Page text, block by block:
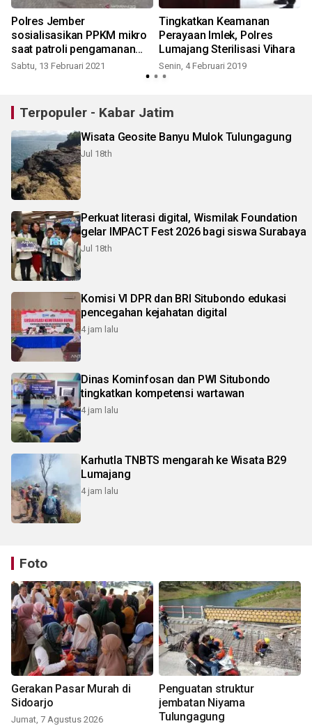
Polres Jember
sosialisasikan PPKM mikro
saat patroli pengamanan
Imlek
Sabtu, 13 Februari 2021
Tingkatkan Keamanan
Perayaan Imlek, Polres
Lumajang Sterilisasi Vihara
Senin, 4 Februari 2019
Terpopuler - Kabar Jatim
Wisata Geosite Banyu Mulok Tulungagung
Jul 18th
Perkuat literasi digital, Wismilak Foundation
gelar IMPACT Fest 2026 bagi siswa Surabaya
Jul 18th
Komisi VI DPR dan BRI Situbondo edukasi
pencegahan kejahatan digital
4 jam lalu
Dinas Kominfosan dan PWI Situbondo
tingkatkan kompetensi wartawan
4 jam lalu
Karhutla TNBTS mengarah ke Wisata B29
Lumajang
4 jam lalu
Foto
Gerakan Pasar Murah di
Sidoarjo
Jumat, 7 Agustus 2026
Penguatan struktur
jembatan Niyama
Tulungagung